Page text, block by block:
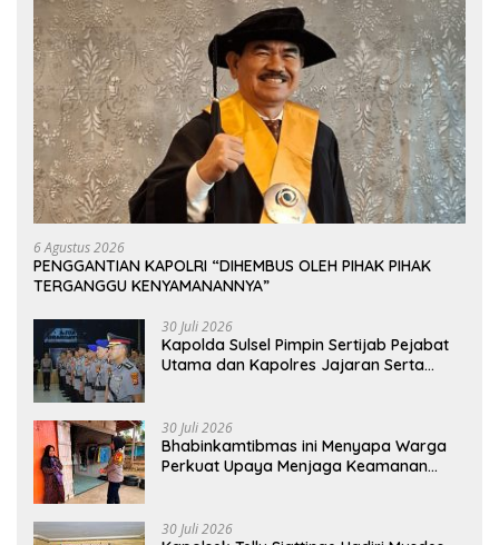
6 Agustus 2026
PENGGANTIAN KAPOLRI “DIHEMBUS OLEH PIHAK PIHAK
TERGANGGU KENYAMANANNYA”
30 Juli 2026
Kapolda Sulsel Pimpin Sertijab Pejabat
Utama dan Kapolres Jajaran Serta
30 Juli 2026
Bhabinkamtibmas ini Menyapa Warga
Perkuat Upaya Menjaga Keamanan
30 Juli 2026